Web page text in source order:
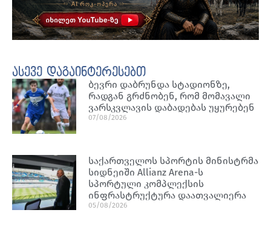
ასევე დაგაინტერესებთ
ბევრი დაბრუნდა სტადიონზე,
რადგან გრძნობენ, რომ მომავალი
ვარსკვლავის დაბადებას უყურებენ
07/08/2026
საქართველოს სპორტის მინისტრმა
სიდნეიში Allianz Arena-ს
სპორტული კომპლექსის
ინფრასტრუქტურა დაათვალიერა
05/08/2026